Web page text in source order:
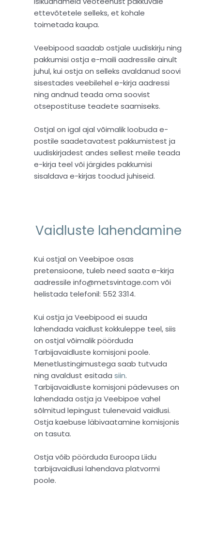
ettevõtetele selleks, et kohale
toimetada kaupa.
Veebipood saadab ostjale uudiskirju ning
pakkumisi ostja e-maili aadressile ainult
juhul, kui ostja on selleks avaldanud soovi
sisestades veebilehel e-kirja aadressi
ning andnud teada oma soovist
otsepostituse teadete saamiseks.
Ostjal on igal ajal võimalik loobuda e-
postile saadetavatest pakkumistest ja
uudiskirjadest andes sellest meile teada
e-kirja teel või järgides pakkumisi
sisaldava e-kirjas toodud juhiseid.
Vaidluste lahendamine
Kui ostjal on Veebipoe osas
pretensioone, tuleb need saata e-kirja
aadressile info@metsvintage.com või
helistada telefonil: 552 3314.
Kui ostja ja Veebipood ei suuda
lahendada vaidlust kokkuleppe teel, siis
on ostjal võimalik pöörduda
Tarbijavaidluste komisjoni poole.
Menetlustingimustega saab tutvuda
ning avaldust esitada siin.
Tarbijavaidluste komisjoni pädevuses on
lahendada ostja ja Veebipoe vahel
sõlmitud lepingust tulenevaid vaidlusi.
Ostja kaebuse läbivaatamine komisjonis
on tasuta.
Ostja võib pöörduda Euroopa Liidu
tarbijavaidlusi lahendava platvormi
poole.